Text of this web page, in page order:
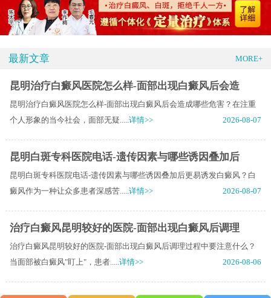
最新文章 MORE+
昆明治疗白癜风医院怎么样-面部出现白癜风后会造
昆明治疗白癜风医院怎么样-面部出现白癜风后会造成哪些危害？在注重
个人形象的当今社会，面部无疑.....详情>> 2026-08-07
昆明白斑专科医院电话-遗传因素与哪些诱因叠加后
昆明白斑专科医院电话-遗传因素与哪些诱因叠加后更易诱发白癜风？白
癜风作为一种让众多患者深感苦.....详情>> 2026-08-07
治疗白癜风昆明较好的医院-面部出现白癜风后调理
治疗白癜风昆明较好的医院-面部出现白癜风后调理过程中要注意什么？
当面部被白癜风"盯上"，患者.....详情>> 2026-08-06